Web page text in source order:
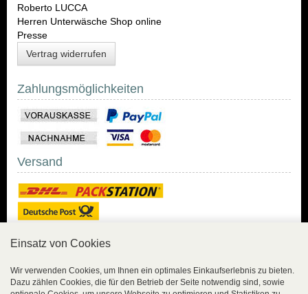
Roberto LUCCA
Herren Unterwäsche Shop online
Presse
Vertrag widerrufen
Zahlungsmöglichkeiten
Versand
Sicher Einkaufen mit
Einsatz von Cookies
Wir verwenden Cookies, um Ihnen ein optimales Einkaufserlebnis zu bieten.
Dazu zählen Cookies, die für den Betrieb der Seite notwendig sind, sowie